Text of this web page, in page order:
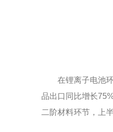
在锂离子电池
品出口同比增长
二阶材料环节，上